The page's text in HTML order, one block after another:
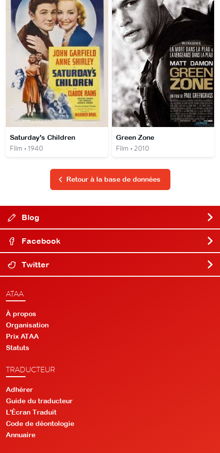
Saturday's Children
Film • 1940
Green Zone
Film • 2010
Retour à la base de données
Blog
Facebook
Twitter
ATAA
À propos
Organisation
Prix ATAA
Statuts
TRADUCTEUR
Adhérer
Guide du traducteur
L'Écran Traduit
Code de déontologie
Annuaire